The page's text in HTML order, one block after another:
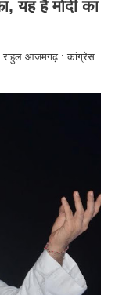
यह है मोदी का
- राहुल आजमगढ़ : कांग्रेस